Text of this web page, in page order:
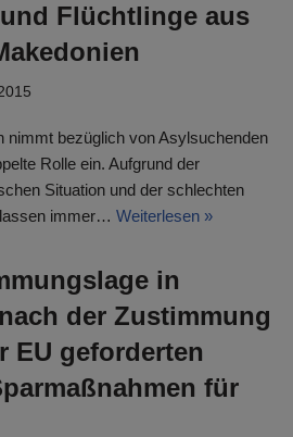
Flüchtlinge aus
nimmt bezüglich von Asylsuchenden
Rolle ein. Aufgrund der
Situation und der schlechten
immer… Weiterlesen »
in
der Zustimmung
EU geforderten
für